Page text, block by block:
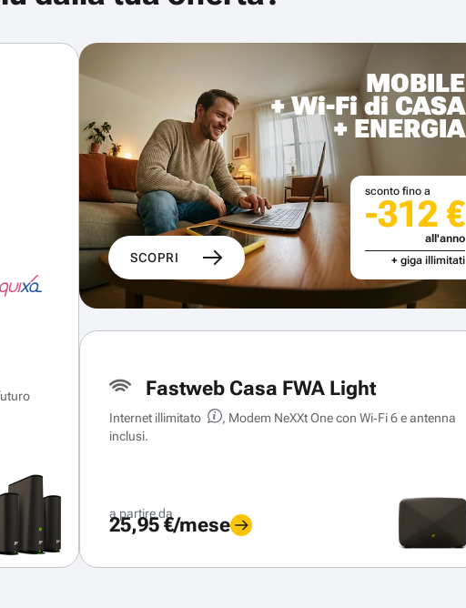
MOBILE
+ Wi-Fi di CASA
+ ENERGIA
SCOPRI
sconto fino a
-312 €
all'anno
+ giga illimitati
Fastweb Casa FWA Light
Internet illimitato
, Modem NeXXt One con Wi‑Fi 6 e antenna
inclusi.
a partire da
25,95 €/mese